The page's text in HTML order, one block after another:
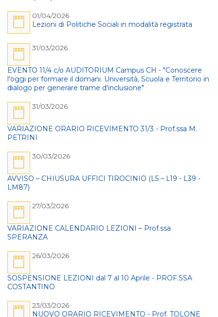
01/04/2026
Lezioni di Politiche Sociali in modalità registrata
31/03/2026
EVENTO 11/4 c/o AUDITORIUM Campus CH - "Conoscere
l'oggi per formare il domani. Università, Scuola e Territorio in
dialogo per generare trame d'inclusione"
31/03/2026
VARIAZIONE ORARIO RICEVIMENTO 31/3 - Prof.ssa M.
PETRINI
30/03/2026
AVVISO – CHIUSURA UFFICI TIROCINIO (L5 – L19 - L39 -
LM87)
27/03/2026
VARIAZIONE CALENDARIO LEZIONI – Prof.ssa
SPERANZA
26/03/2026
SOSPENSIONE LEZIONI dal 7 al 10 Aprile - PROF.SSA
COSTANTINO
23/03/2026
NUOVO ORARIO RICEVIMENTO - Prof. TOLONE